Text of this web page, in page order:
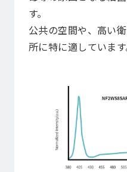
す。
公共の空間や、高い
所に特に適しています